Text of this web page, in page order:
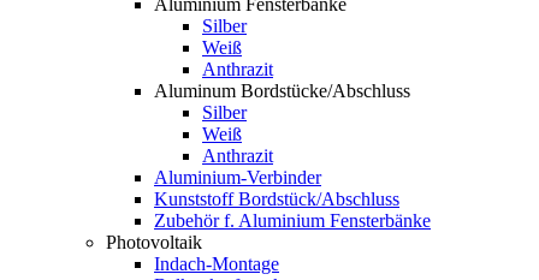
Aluminium Fensterbänke
Silber
Weiß
Anthrazit
Aluminum Bordstücke/Abschluss
Silber
Weiß
Anthrazit
Aluminium-Verbinder
Kunststoff Bordstück/Abschluss
Zubehör f. Aluminium Fensterbänke
Photovoltaik
Indach-Montage